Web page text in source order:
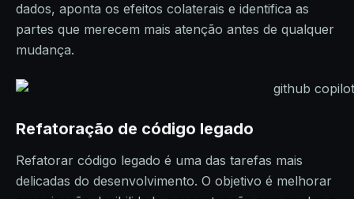
dados, aponta os efeitos colaterais e identifica as
partes que merecem mais atenção antes de qualquer
mudança.
Refatoração de código legado
Refatorar código legado é uma das tarefas mais
delicadas do desenvolvimento. O objetivo é melhorar